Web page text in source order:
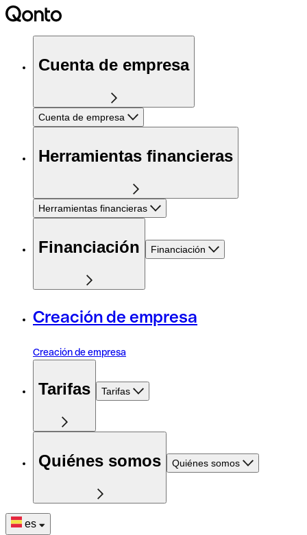
Cuenta de empresa
Cuenta de empresa
Herramientas financieras
Herramientas financieras
Financiación Financiación
Creación de empresa
Creación de empresa
Tarifas Tarifas
Quiénes somos Quiénes somos
es